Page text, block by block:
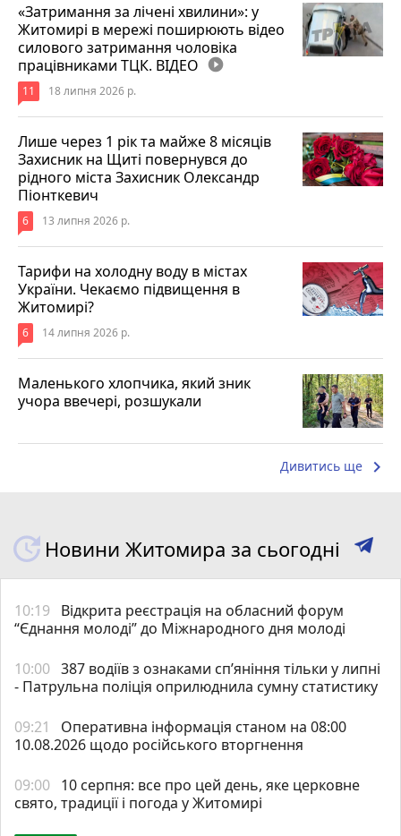
«Затримання за лічені хвилини»: у
Житомирі в мережі поширюють відео
силового затримання чоловіка
працівниками ТЦК. ВІДЕО play_circle_filled
11 18 липня 2026 р.
Лише через 1 рік та майже 8 місяців
Захисник на Щиті повернувся до
рідного міста Захисник Олександр
Піонткевич
6 13 липня 2026 р.
Тарифи на холодну воду в містах
України. Чекаємо підвищення в
Житомирі?
6 14 липня 2026 р.
Маленького хлопчика, який зник
учора ввечері, розшукали
Дивитись ще keyboard_arrow_right
Новини Житомира за сьогодні
10:19
Відкрита реєстрація на обласний форум
“Єднання молоді” до Міжнародного дня молоді
10:00 387 водіїв з ознаками сп’яніння тільки у липні
- Патрульна поліція оприлюднила сумну статистику
09:21
Оперативна інформація станом на 08:00
10.08.2026 щодо російського вторгнення
09:00 10 серпня: все про цей день, яке церковне
свято, традиції і погода у Житомирі